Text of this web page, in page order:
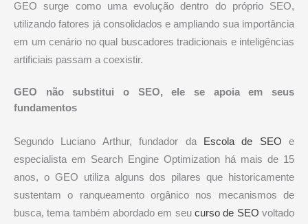
GEO surge como uma evolução dentro do próprio SEO,
utilizando fatores já consolidados e ampliando sua importância
em um cenário no qual buscadores tradicionais e inteligências
artificiais passam a coexistir.
GEO não substitui o SEO, ele se apoia em seus
fundamentos
Segundo Luciano Arthur, fundador da Escola de SEO e
especialista em Search Engine Optimization há mais de 15
anos, o GEO utiliza alguns dos pilares que historicamente
sustentam o ranqueamento orgânico nos mecanismos de
busca, tema também abordado em seu curso de SEO voltado